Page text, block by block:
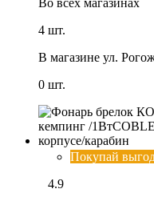
4 шт.
В магазине ул.
0 шт.
Покупай
4.9